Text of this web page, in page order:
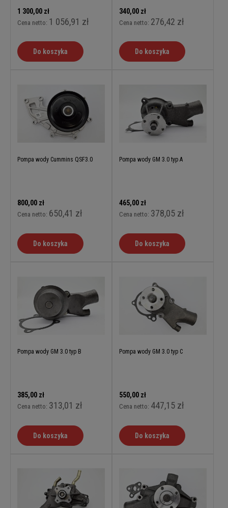
1 300,00 zł
Cena netto: 1 056,91 zł
Do koszyka
340,00 zł
Cena netto: 276,42 zł
Do koszyka
Pompa wody Cummins QSF3.0
800,00 zł
Cena netto: 650,41 zł
Do koszyka
Pompa wody GM 3.0 typ A
465,00 zł
Cena netto: 378,05 zł
Do koszyka
Pompa wody GM 3.0 typ B
385,00 zł
Cena netto: 313,01 zł
Do koszyka
Pompa wody GM 3.0 typ C
550,00 zł
Cena netto: 447,15 zł
Do koszyka